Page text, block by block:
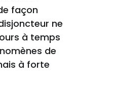
façon
ne
à temps
de
à forte